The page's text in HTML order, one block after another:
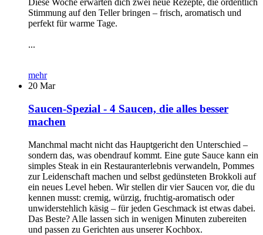
Diese Woche erwarten dich zwei neue Rezepte, die ordentlich
Stimmung auf den Teller bringen – frisch, aromatisch und
perfekt für warme Tage.
...
mehr
20 Mar
Saucen-Spezial - 4 Saucen, die alles besser
machen
Manchmal macht nicht das Hauptgericht den Unterschied –
sondern das, was obendrauf kommt. Eine gute Sauce kann ein
simples Steak in ein Restauranterlebnis verwandeln, Pommes
zur Leidenschaft machen und selbst gedünsteten Brokkoli auf
ein neues Level heben. Wir stellen dir vier Saucen vor, die du
kennen musst: cremig, würzig, fruchtig-aromatisch oder
unwiderstehlich käsig – für jeden Geschmack ist etwas dabei.
Das Beste? Alle lassen sich in wenigen Minuten zubereiten
und passen zu Gerichten aus unserer Kochbox.